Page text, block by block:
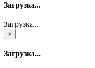
Загрузка...
Загрузка...
×
Загрузка...